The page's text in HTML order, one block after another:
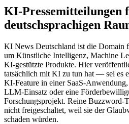
KI-Pressemitteilungen
deutschsprachigen
KI News Deutschland ist die Domain
um Künstliche Intelligenz, Machine
KI-gestützte Produkte. Hier
tatsächlich mit KI zu tun hat — sei es
KI-Feature in einer SaaS-
LLM-Einsatz oder eine
Forschungsprojekt. Reine Buzzword-
nicht freigeschaltet, weil sie der
schaden würden.